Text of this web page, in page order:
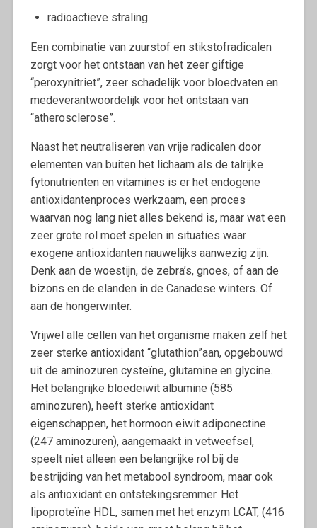
radioactieve straling.
Een combinatie van zuurstof en stikstofradicalen
zorgt voor het ontstaan van het zeer giftige
“peroxynitriet”, zeer schadelijk voor bloedvaten en
medeverantwoordelijk voor het ontstaan van
“atherosclerose”.
Naast het neutraliseren van vrije radicalen door
elementen van buiten het lichaam als de talrijke
fytonutrienten en vitamines is er het endogene
antioxidantenproces werkzaam, een proces
waarvan nog lang niet alles bekend is, maar wat een
zeer grote rol moet spelen in situaties waar
exogene antioxidanten nauwelijks aanwezig zijn.
Denk aan de woestijn, de zebra’s, gnoes, of aan de
bizons en de elanden in de Canadese winters. Of
aan de hongerwinter.
Vrijwel alle cellen van het organisme maken zelf het
zeer sterke antioxidant “glutathion”aan, opgebouwd
uit de aminozuren cysteïne, glutamine en glycine.
Het belangrijke bloedeiwit albumine (585
aminozuren), heeft sterke antioxidant
eigenschappen, het hormoon eiwit adiponectine
(247 aminozuren), aangemaakt in vetweefsel,
speelt niet alleen een belangrijke rol bij de
bestrijding van het metabool syndroom, maar ook
als antioxidant en ontstekingsremmer. Het
lipoproteïne HDL, samen met het enzym LCAT, (416